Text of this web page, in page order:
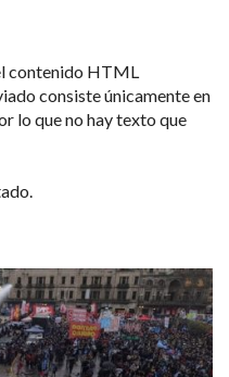
contenido HTML
consiste únicamente en
lo que no hay texto que